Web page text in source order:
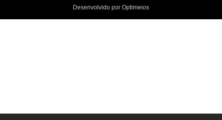
Desenvolvido por Optimeios